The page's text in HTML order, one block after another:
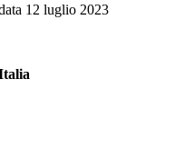
12 luglio 2023